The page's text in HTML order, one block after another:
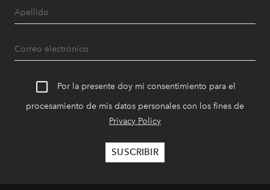
Por la presente doy mi consentimiento para el
procesamiento de mis datos personales con los fines de
Privacy Policy